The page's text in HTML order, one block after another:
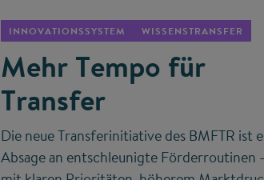
INNOVATIONSSYSTEM WISSENSTRANSFER
Mehr Tempo für
Transfer
Die neue Transferinitiative des BMFTR ist
Absage an entschleunigte Förderroutinen